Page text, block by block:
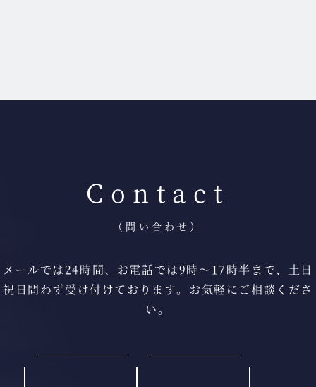
Contact
（問い合わせ）
メールでは24時間、お電話では9時〜17時半まで、 土日
祝日問わず受け付けております。 お気軽にご相談くださ
い。